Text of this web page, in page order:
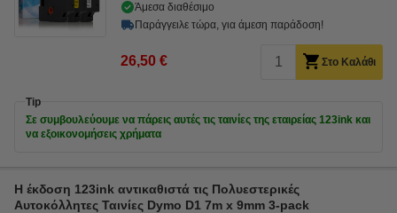
Άμεσα διαθέσιμο
Παράγγειλε τώρα, για άμεση παράδοση!
26,50 € Στο Καλάθι
Tip
Σε συμβουλεύουμε να πάρεις αυτές τις ταινίες της εταιρείας 123ink και
να εξοικονομήσεις χρήματα
Η έκδοση 123ink αντικαθιστά τις Πολυεστερικές
Αυτοκόλλητες Ταινίες Dymo D1 7m x 9mm 3-pack